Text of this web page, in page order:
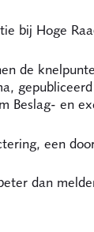
bij Hoge
de
Beslag- en
een
dan